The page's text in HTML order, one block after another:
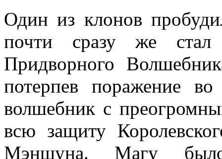
Один из клонов
почти сразу же стал
Придворного
потерпев поражение
волшебник с
всю защиту
Мэншуна. Магу